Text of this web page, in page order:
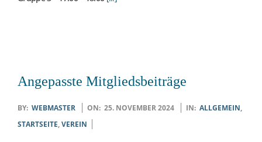
T
E
Angepasste Mitgliedsbeiträge
2024-
11-
BY: WEBMASTER ON: 25. NOVEMBER 2024 IN: ALLGEMEIN,
STARTSEITE,VEREIN